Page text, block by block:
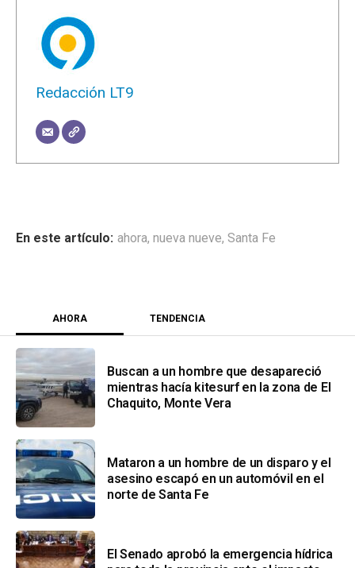
Redacción LT9
ahora, nueva nueve, Santa Fe
AHORA TENDENCIA
Buscan a un hombre que desapareció
mientras hacía kitesurf en la zona de El
Chaquito, Monte Vera
Mataron a un hombre de un disparo y el
asesino escapó en un automóvil en el
norte de Santa Fe
El Senado aprobó la emergencia hídrica